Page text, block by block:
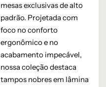
mesas exclusivas de alto
padrão. Projetada com
foco no conforto
ergonômico e no
acabamento impecável,
nossa coleção destaca
tampos nobres em lâmina